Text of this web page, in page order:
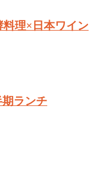
理×日本ワイン
ランチ